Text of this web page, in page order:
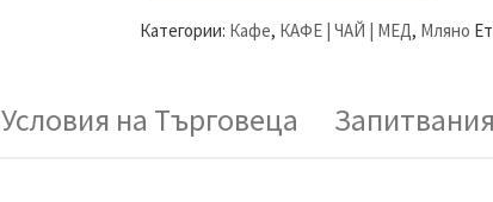
f
Категории: Кафе, КАФЕ | ЧАЙ | МЕД, Мляно
Условия на Търговеца Запитвания